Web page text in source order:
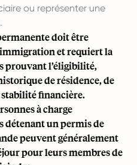
ou représenter une
doit être
et requiert la
prouvant l’éligibilité,
de résidence, de
financière.
à charge
détenant un permis de
peuvent généralement
pour leurs membres de